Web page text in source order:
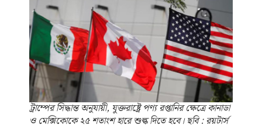
ট্রাম্পের সিদ্ধান্ত অনুযায়ী, যুক্তরাষ্ট্রে পণ্য রপ্তানির ক্ষেত্রে কানাডা
ও মেক্সিকোকে ২৫ শতাংশ হারে শুল্ক দিতে হবে। ছবি : রয়টার্স